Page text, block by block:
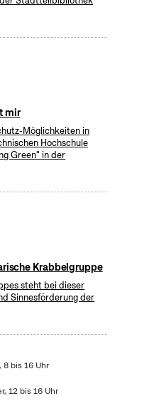
mir
Möglichkeiten in
Hochschule
Green" in der
Krabbelgruppe
steht bei dieser
Sinnesförderung der
bis 16 Uhr
12 bis 16 Uhr